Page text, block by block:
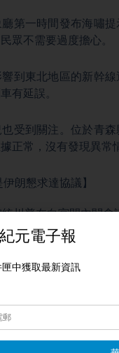
第一時間發布海嘯
眾不需要過度擔心。
到東北地區的新幹
有延誤。
受到關注。位於青
正常，沒有發現異常
朗懇求達協議】
川普在白宮開內閣會
「求著談協議」，
後能不能談成，美國
協議，川普直接否認
已經接近尾聲」，